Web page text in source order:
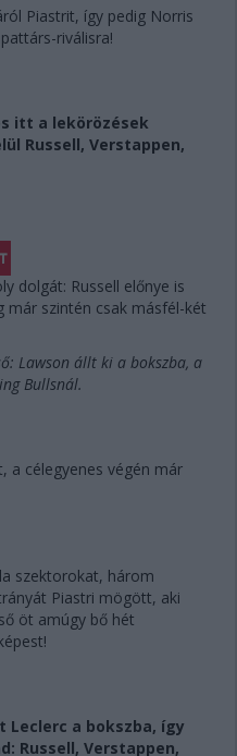
Piastrit, így pedig Norris
riválisra!
itt a lekörözések
Russell, Verstappen,
dolgát: Russell előnye is
már szintén csak másfél-két
Lawson állt ki a bokszba, a
Bullsnál.
a célegyenes végén már
szektorokat, három
Piastri mögött, aki
öt amúgy bő hét
Leclerc a bokszba, így
Russell, Verstappen,